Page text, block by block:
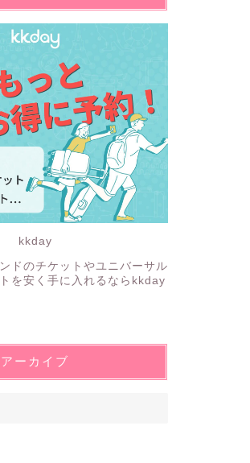
kkday
ドのチケットやユニバーサル
を安く手に入れるならkkday
アーカイブ